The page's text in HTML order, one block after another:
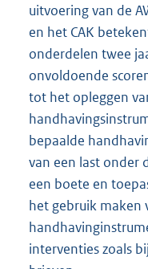
uitvoering van de
en het CAK
onderdelen twee
onvoldoende
tot het opleggen
bepaalde
van een last onder
een boete en
het gebruik maken
interventies zoals